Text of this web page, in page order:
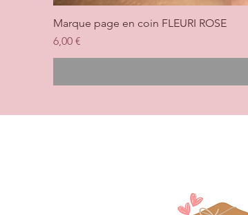
Marque page en coin FLEURI ROSE
Prix
6,00 €